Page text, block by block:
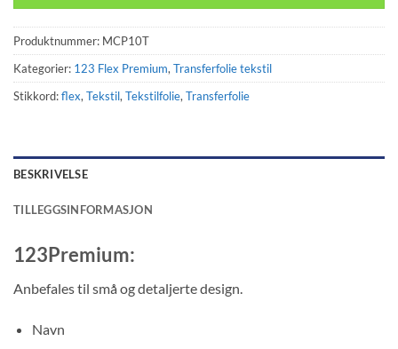
Produktnummer: MCP10T
Kategorier: 123 Flex Premium,Transferfolie tekstil
Stikkord:flex,Tekstil,Tekstilfolie,Transferfolie
BESKRIVELSE
TILLEGGSINFORMASJON
123Premium:
Anbefales til små og detaljerte design.
Navn